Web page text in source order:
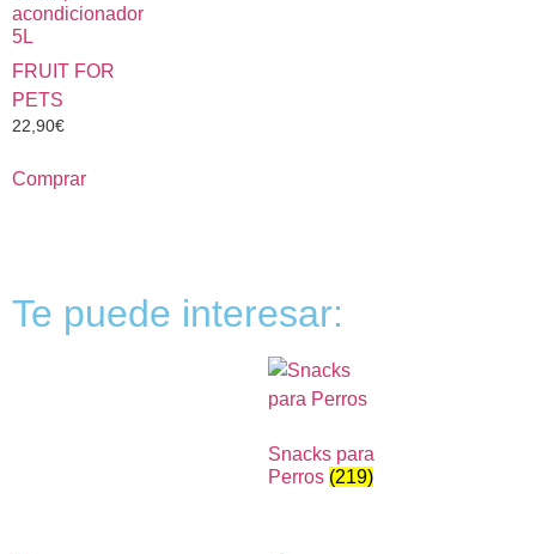
acondicionador
5L
FRUIT FOR
PETS
22,90€
Comprar
Te puede interesar:
Snacks para
Perros (219)